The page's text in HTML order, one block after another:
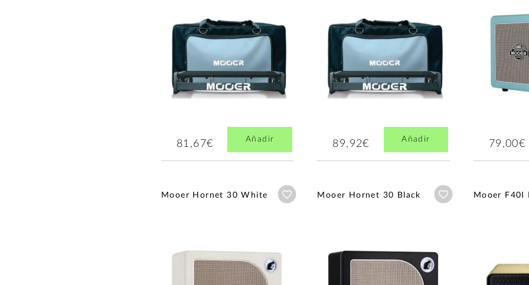
81,67€ Añadir 89,92€ Añadir 79,00€
Mooer Hornet 30 White Añadir a wishlist
Mooer Hornet 30 Black Añadir a wishlist
Mooer F40I